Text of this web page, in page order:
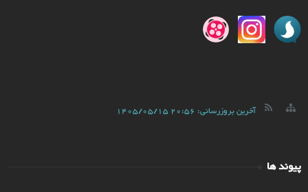
آخرین بروزرسانی: 1405/05/15 20:56
پیوند ها